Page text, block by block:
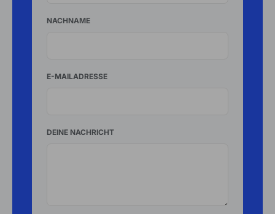
NACHNAME
E-MAILADRESSE
DEINE NACHRICHT